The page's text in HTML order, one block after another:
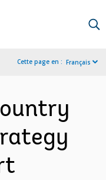
Cette page en : Français